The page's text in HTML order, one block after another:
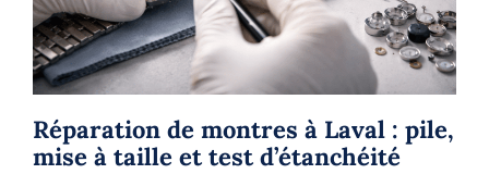
Réparation de montres à Laval : pile,
mise à taille et test d’étanchéité